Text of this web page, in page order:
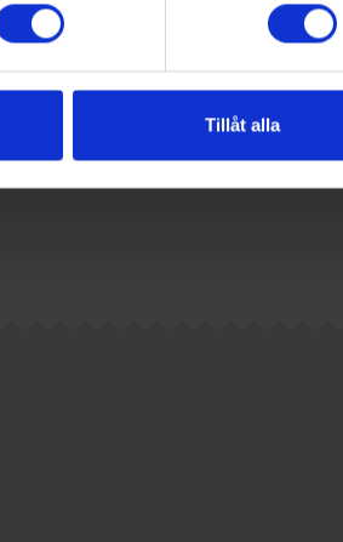
Tillåt alla